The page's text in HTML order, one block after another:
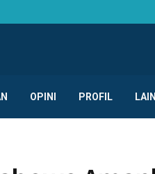
OPINI PROFIL